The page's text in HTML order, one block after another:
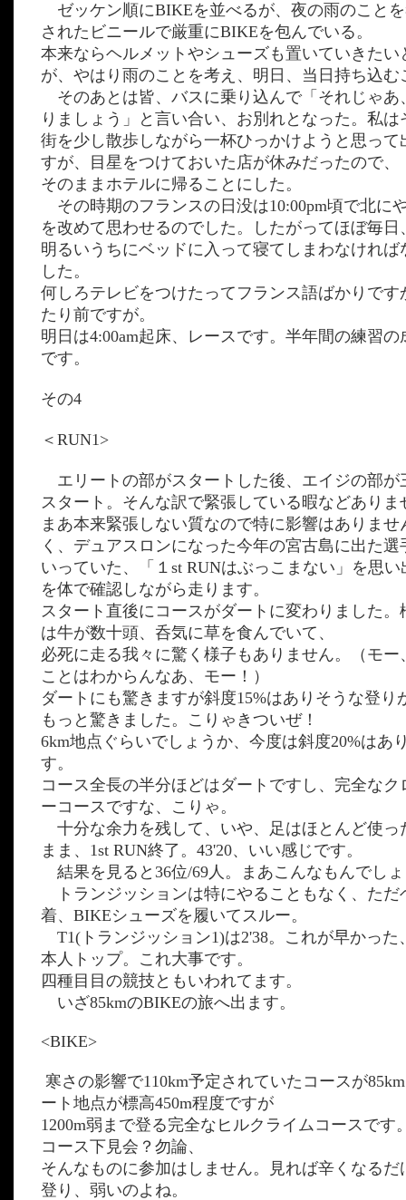
ゼッケン順にBIKEを並べるが、夜の雨のこと
されたビニールで厳重にBIKEを包んでいる。
本来ならヘルメットやシューズも置いていきたい
が、やはり雨のことを考え、明日、当日持ち込む
そのあとは皆、バスに乗り込んで「それじゃあ
りましょう」と言い合い、お別れとなった。私は
街を少し散歩しながら一杯ひっかけようと思って
すが、目星をつけておいた店が休みだったので、
そのままホテルに帰ることにした。
その時期のフランスの日没は10:00pm頃で北に
を改めて思わせるのでした。したがってほぼ毎日
明るいうちにベッドに入って寝てしまわなければ
した。
何しろテレビをつけたってフランス語ばかりです
たり前ですが。
明日は4:00am起床、レースです。半年間の練習
です。
その4
＜RUN1>
エリートの部がスタートした後、エイジの部が
スタート。そんな訳で緊張している暇などありま
まあ本来緊張しない質なので特に影響はありませ
く、デュアスロンになった今年の宮古島に出た選
いっていた、「１st RUNはぶっこまない」を思
を体で確認しながら走ります。
スタート直後にコースがダートに変わりました。
は牛が数十頭、呑気に草を食んでいて、
必死に走る我々に驚く様子もありません。（モー
ことはわからんなあ、モー！）
ダートにも驚きますが斜度15%はありそうな登り
もっと驚きました。こりゃきついぜ！
6km地点ぐらいでしょうか、今度は斜度20%はあ
す。
コース全長の半分ほどはダートですし、完全なク
ーコースですな、こりゃ。
十分な余力を残して、いや、足はほとんど使っ
まま、1st RUN終了。43'20、いい感じです。
結果を見ると36位/69人。まあこんなもんでし
トランジッションは特にやることもなく、ただ
着、BIKEシューズを履いてスルー。
T1(トランジッション1)は2'38。これが早かった
本人トップ。これ大事です。
四種目目の競技ともいわれてます。
いざ85kmのBIKEの旅へ出ます。
<BIKE>
寒さの影響で110km予定されていたコースが
ート地点が標高450m程度ですが
1200m弱まで登る完全なヒルクライムコースです
コース下見会？勿論、
そんなものに参加はしません。見れば辛くなるだ
登り、弱いのよね。